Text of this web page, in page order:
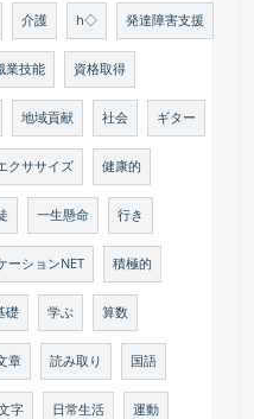
介護 h◇ 発達障害支援
業技能 資格取得
地域貢献 社会 ギター
クササイズ 健康的
一生懸命 行き
ーションNET 積極的
礎 学ぶ 算数
章 読み取り 国語
字 日常生活 運動